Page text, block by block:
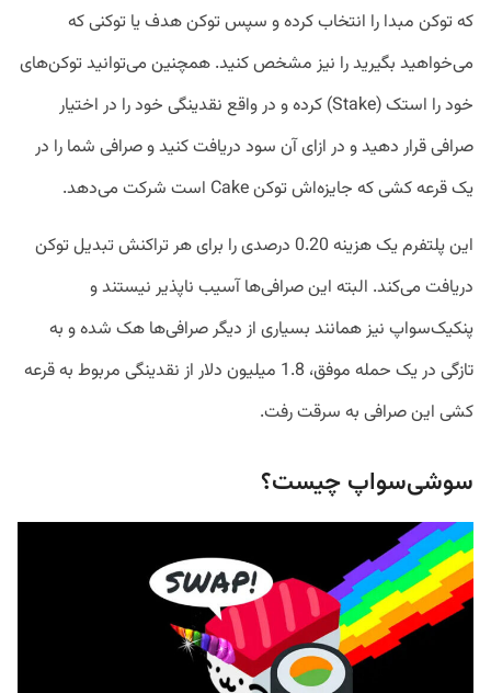
که توکن مبدا را انتخاب کرده و سپس توکن هدف یا توکنی که
می‌خواهید بگیرید را نیز مشخص کنید. همچنین می‌توانید توکن‌های
خود را استک (Stake) کرده و در واقع نقدینگی خود را در اختیار
صرافی قرار دهید و در ازای آن سود دریافت کنید و صرافی شما را در
یک قرعه کشی که جایزه‌اش توکن Cake است شرکت می‌دهد.
این پلتفرم یک هزینه 0.20 درصدی را برای هر تراکنش تبدیل توکن
دریافت می‌کند. البته این صرافی‌ها آسیب ناپذیر نیستند و
پنکیک‌سواپ نیز همانند بسیاری از دیگر صرافی‌ها هک شده و به
تازگی در یک حمله موفق، 1.8 میلیون دلار از نقدینگی مربوط به قرعه
کشی این صرافی به سرقت رفت.
سوشی‌سواپ چیست؟